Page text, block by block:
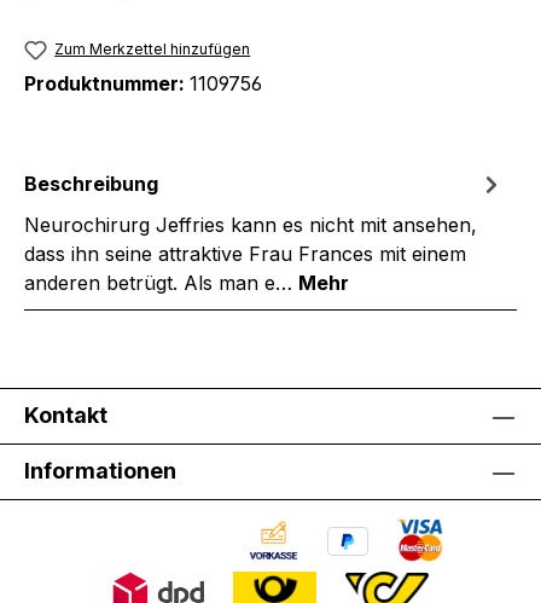
Zum Merkzettel hinzufügen
Produktnummer: 1109756
Beschreibung
Neurochirurg Jeffries kann es nicht mit ansehen,
dass ihn seine attraktive Frau Frances mit einem
anderen betrügt. Als man e… Mehr
Kontakt
Informationen